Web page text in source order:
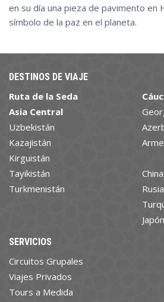
en su día una pieza de pavimento en
símbolo de la paz en el planeta.
DESTINOS DE VIAJE
Ruta de la Seda
Asia Central
Uzbekistán
Kazajistán
Kirguistán
Tayikistán
Turkmenistán
China
Rusia
Japón
SERVICIOS
Circuitos Grupales
Viajes Privados
Tours a Medida